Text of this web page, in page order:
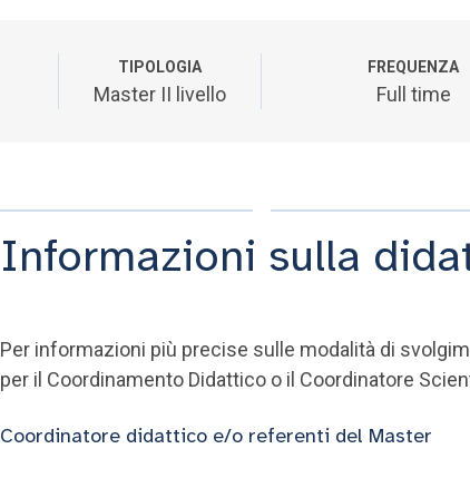
TIPOLOGIA
Master II livello
FREQUENZA
Full time
Informazioni sulla
Per informazioni più precise sulle modalità di
per il Coordinamento Didattico o il Coordinatore
Coordinatore didattico e/o referenti del Master